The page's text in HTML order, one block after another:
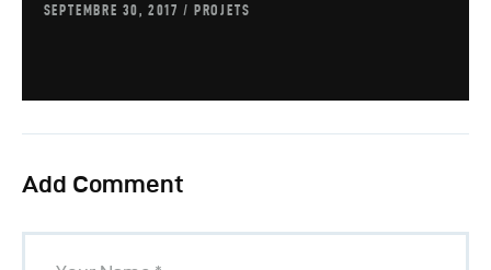
SEPTEMBRE 30, 2017 PROJETS
Add Comment